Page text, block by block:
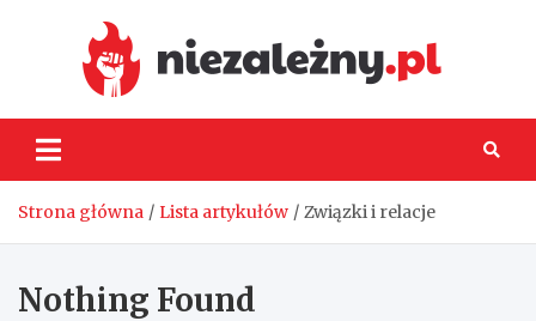
Strona główna Lista artykułów Związki i relacje
Nothing Found